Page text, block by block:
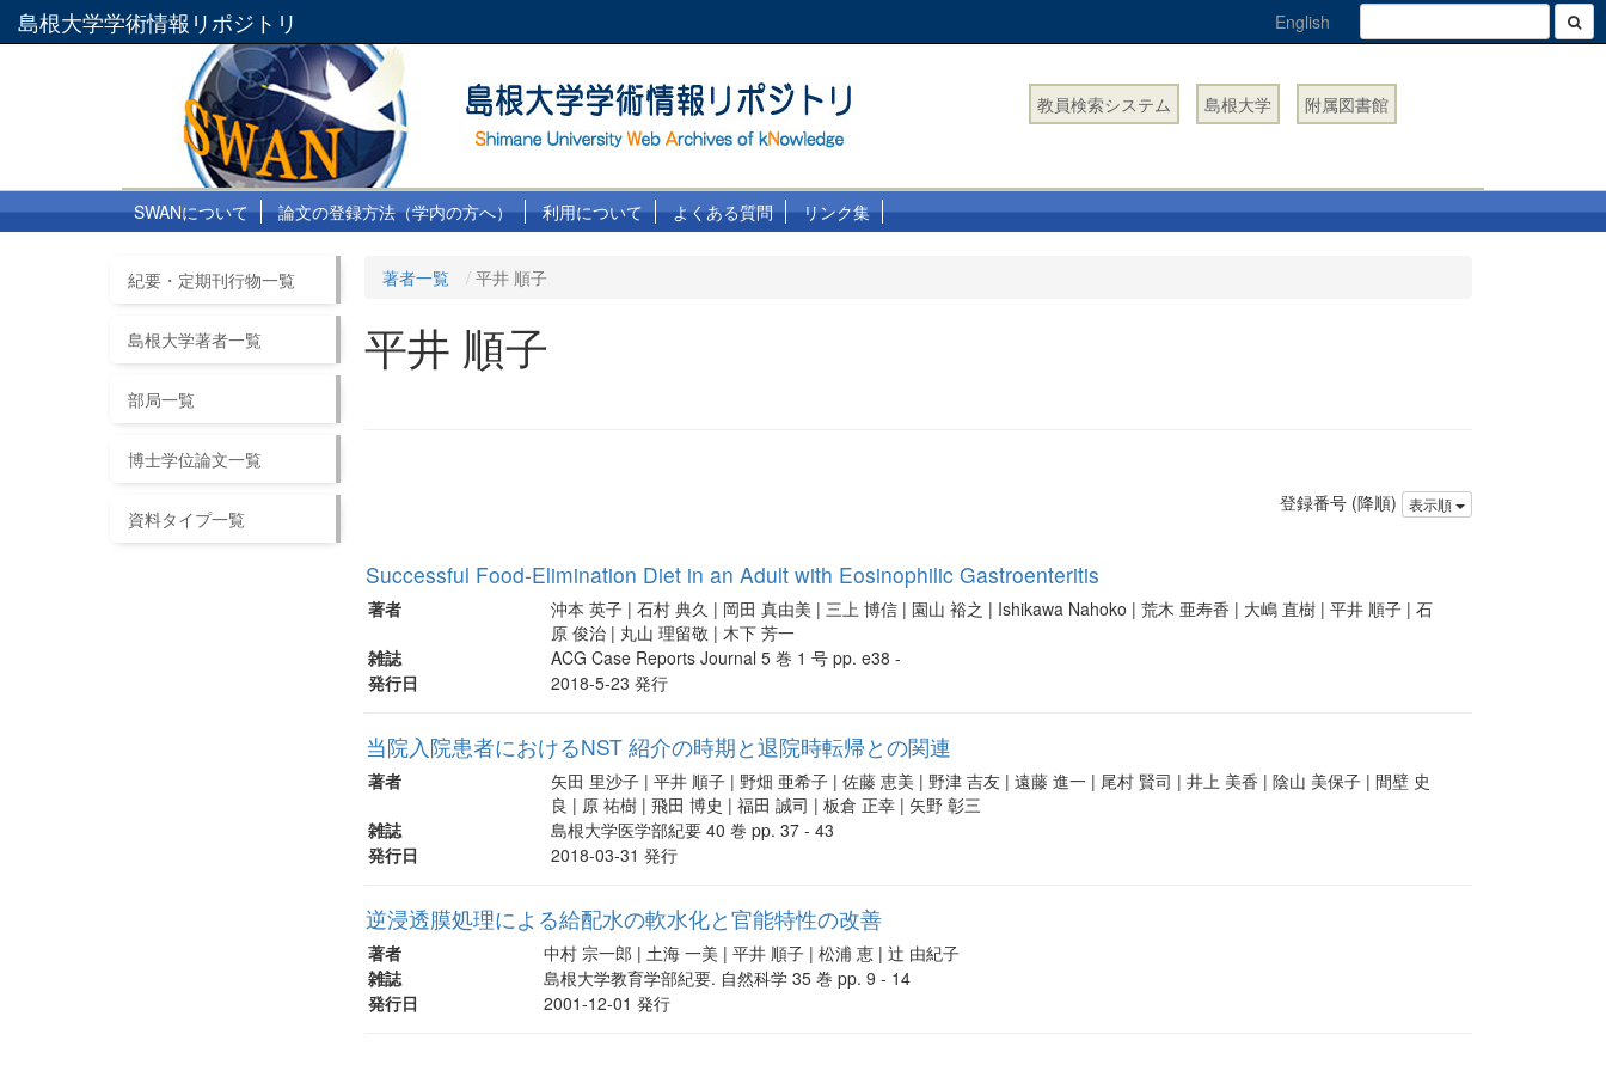
島根大学学術情報リポジトリ English
教員検索システム 島根大学 附属図書館
SWANについて 論文の登録方法（学内の方へ） 利用について よくある質問 リンク集
紀要・定期刊行物一覧
島根大学著者一覧
部局一覧
博士学位論文一覧
資料タイプ一覧
著者一覧 平井 順子
平井 順子
登録番号 (降順) 表示順
Successful Food-Elimination Diet in an Adult with Eosinophilic Gastroenteritis
著者
沖本 英子 | 石村 典久 | 岡田 真由美 | 三上 博信 | 園山 裕之 | Ishikawa Nahoko | 荒木 亜寿香 | 大嶋 直樹 | 平井 順子 | 石
原 俊治 | 丸山 理留敬 | 木下 芳一
雑誌
ACG Case Reports Journal 5 巻 1 号 pp. e38 -
発行日
2018-5-23 発行
当院入院患者におけるNST 紹介の時期と退院時転帰との関連
著者
矢田 里沙子 | 平井 順子 | 野畑 亜希子 | 佐藤 恵美 | 野津 吉友 | 遠藤 進一 | 尾村 賢司 | 井上 美香 | 陰山 美保子 | 間壁 史
良 | 原 祐樹 | 飛田 博史 | 福田 誠司 | 板倉 正幸 | 矢野 彰三
雑誌
島根大学医学部紀要 40 巻 pp. 37 - 43
発行日
2018-03-31 発行
逆浸透膜処理による給配水の軟水化と官能特性の改善
著者
中村 宗一郎 | 土海 一美 | 平井 順子 | 松浦 恵 | 辻 由紀子
雑誌
島根大学教育学部紀要. 自然科学 35 巻 pp. 9 - 14
発行日
2001-12-01 発行